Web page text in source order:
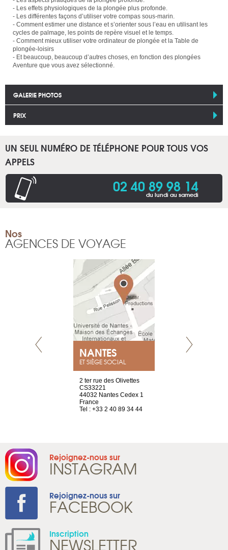
- Les effets physiologiques de la plongée plus profonde.
- Les différentes façons d’utiliser votre compas sous-marin.
- Comment estimer une distance et s’orienter sous l’eau en utilisant les
cycles de palmage, les points de repère visuel et le temps.
- Comment mieux utiliser votre ordinateur de plongée et la Table de
plongée-loisirs
- Et beaucoup, beaucoup d’autres choses, en fonction des plongées
Aventure que vous avez sélectionné.
GALERIE PHOTOS
PRIX
UN SEUL NUMÉRO DE TÉLÉPHONE POUR TOUS VOS
APPELS
02 40 89 98 14
du lundi au samedi
Nos
AGENCES DE VOYAGE
NANTES
ET SIÈGE SOCIAL
2 ter rue des Olivettes
CS33221
44032 Nantes Cedex 1
France
Tel : +33 2 40 89 34 44
Rejoignez-nous sur
INSTAGRAM
Rejoignez-nous sur
FACEBOOK
Inscription
NEWSLETTER